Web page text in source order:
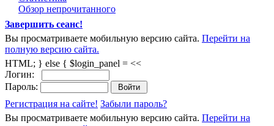
Обзор непрочитанного
Завершить сеанс!
Вы просматриваете мобильную версию сайта. Перейти на
полную версию сайта.
HTML; } else { $login_panel = <<
Логин:
Пароль:
Регистрация на сайте! Забыли пароль?
Вы просматриваете мобильную версию сайта. Перейти на